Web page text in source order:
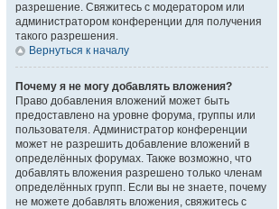
разрешение. Свяжитесь с модератором или
администратором конференции для получения
такого разрешения.
Вернуться к началу
Почему я не могу добавлять вложения?
Право добавления вложений может быть
предоставлено на уровне форума, группы или
пользователя. Администратор конференции
может не разрешить добавление вложений в
определённых форумах. Также возможно, что
добавлять вложения разрешено только членам
определённых групп. Если вы не знаете, почему
не можете добавлять вложения, свяжитесь с